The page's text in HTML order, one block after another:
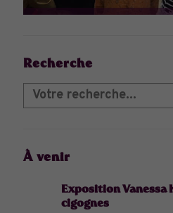
Recherche
À venir
Exposition Vanessa
cigognes